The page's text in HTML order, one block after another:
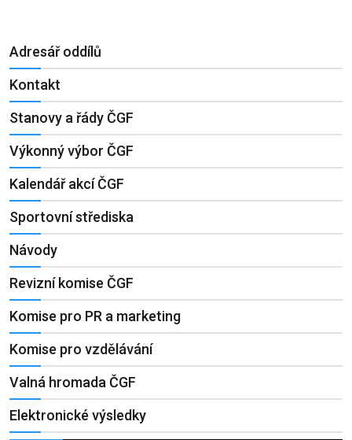
Adresář oddílů
Kontakt
Stanovy a řády ČGF
Výkonný výbor ČGF
Kalendář akcí ČGF
Sportovní střediska
Návody
Revizní komise ČGF
Komise pro PR a marketing
Komise pro vzdělávání
Valná hromada ČGF
Elektronické výsledky